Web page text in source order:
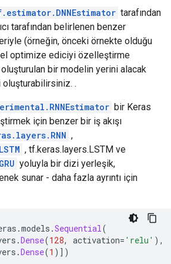
= 2.1811047, step = 0
checkpoint listeners before
checkpoint listeners
checkpoints for 20 into /tmp/
checkpoints for 20 into /tmp/
checkpoint listeners after
checkpoint listeners after
for final step: 0.5881681.
model_fn.
model_fn.
calling model_fn.
calling model_fn.
evaluation at 2022-01-
evaluation at 2022-01-
was finalized.
was finalized.
parameters from /tmp/
parameters from /tmp/
local_init_op.
local_init_op.
running local_init_op.
tarafından
tarafından belirlenen benzer
(örneğin, önceki örnekte olduğu
optimize ediciyi özelleştirme
bir modelin yerini alacak
.
bir Keras
için benzer bir iş akışı
,
, tf.keras.layers.LSTM ve
yoluyla bir dizi yerleşik,
sunar - daha fazla ayrıntı için
.models .Sequential(
.Dense(128, activation= 'relu' ),
.Dense(1 )])